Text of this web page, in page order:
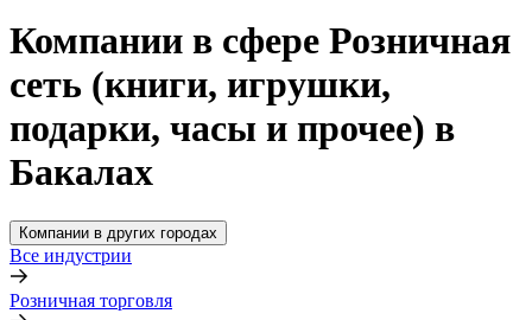
Компании в сфере Розничная
сеть (книги, игрушки,
подарки, часы и прочее) в
Бакалах
Компании в других городах
Все индустрии
Розничная торговля